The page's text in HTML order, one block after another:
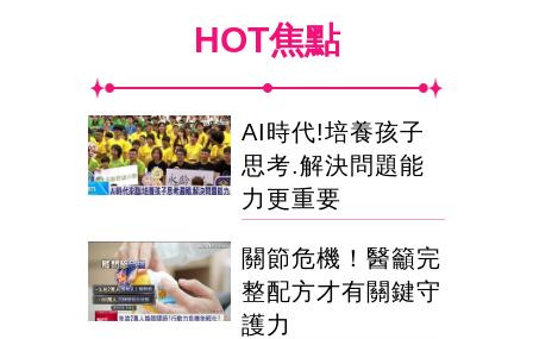
HOT焦點
AI時代!培養孩子
思考.解決問題能
力更重要
關節危機！醫籲完
整配方才有關鍵守
護力